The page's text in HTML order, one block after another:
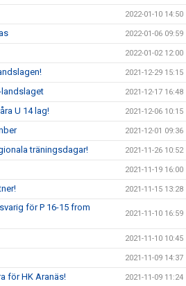
2022-01-10 14:50
2022-01-06 09:59
2022-01-02 12:00
2021-12-29 15:15
landslaget 2021-12-17 16:48
U 14 lag! 2021-12-06 10:15
2021-12-01 09:36
träningsdagar! 2021-11-26 10:52
2021-11-19 16:00
2021-11-15 13:28
för P 16-15 from
2021-11-10 16:59
2021-11-10 10:45
2021-11-09 14:37
för HK Aranäs! 2021-11-09 11:24